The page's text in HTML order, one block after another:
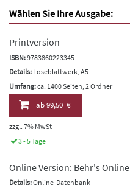
Wählen Sie Ihre Ausgabe:
Printversion
ISBN:9783860223345
Details: Loseblattwerk, A5
Umfang:ca. 1400 Seiten, 2 Ordner
ab99,50 €
zzgl. 7% MwSt
3 - 5 Tage
Online Version: Behr's Online
Details:Online-Datenbank